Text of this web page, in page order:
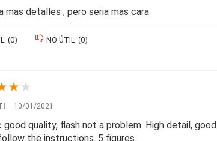
mas detalles , pero seria mas cara
(0) NO ÚTIL (0)
★ ★
– 10/01/2021
good quality, flash not a problem. High detail,
the instructions. 5 figures.